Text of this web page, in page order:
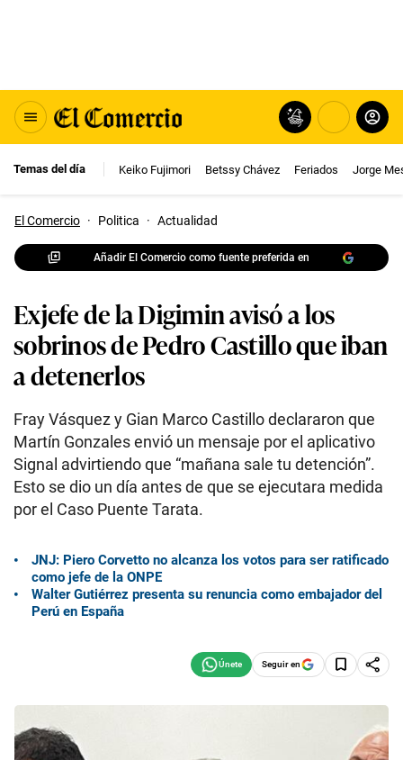
Temas del día Keiko Fujimori Betssy Chávez Feriados Jorge
El Comercio · Politica · Actualidad
Añadir El Comercio como fuente preferida en
Exjefe de la Digimin avisó a los
sobrinos de Pedro Castillo que iban
a detenerlos
Fray Vásquez y Gian Marco Castillo declararon que
Martín Gonzales envió un mensaje por el aplicativo
Signal advirtiendo que “mañana sale tu detención”.
Esto se dio un día antes de que se ejecutara medida
por el Caso Puente Tarata.
JNJ: Piero Corvetto no alcanza los votos para ser ratificado
como jefe de la ONPE
Walter Gutiérrez presenta su renuncia como embajador del
Perú en España
Seguir en